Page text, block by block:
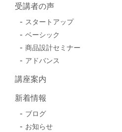
受講者の声
スタートアップ
ベーシック
商品設計セミナー
アドバンス
講座案内
新着情報
ブログ
お知らせ